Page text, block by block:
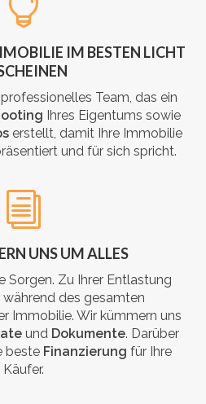
IM BESTEN LICHT
Team, das ein
Ihres Eigentums sowie
erstellt, damit Ihre Immobilie
und für sich spricht.
UNS UM ALLES
Sorgen. Zu Ihrer Entlastung
des gesamten
Immobilie. Wir kümmern uns
und Dokumente. Darüber
beste Finanzierung für Ihre
Käufer.